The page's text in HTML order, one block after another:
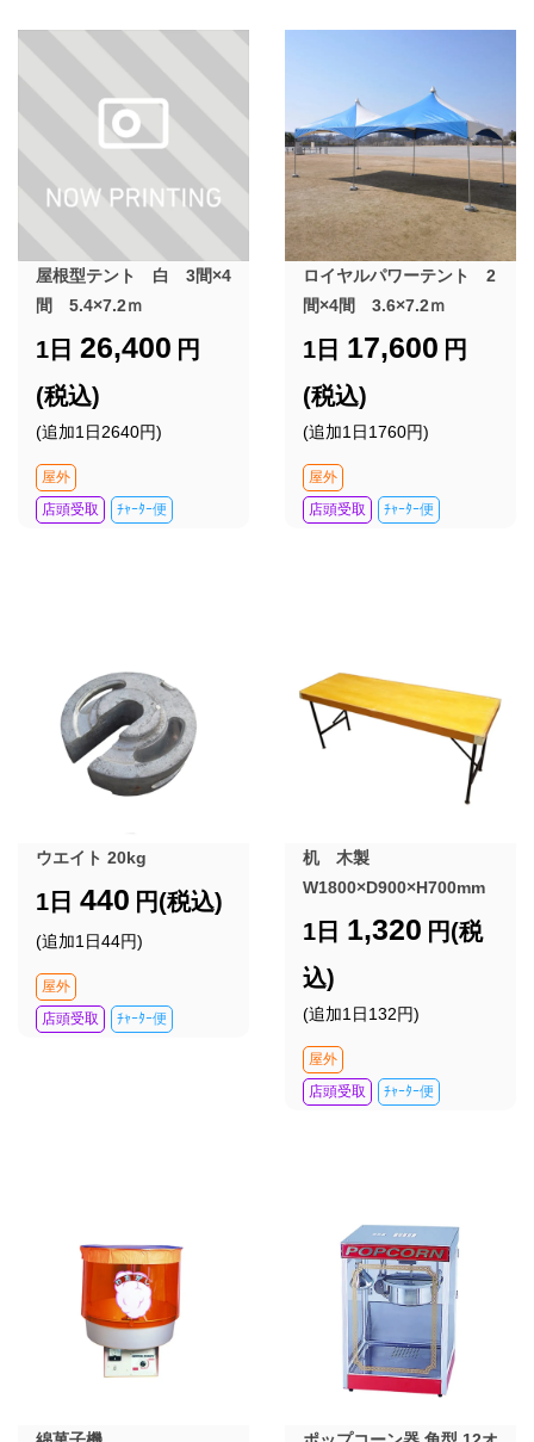
屋根型テント 白 3間×4
間 5.4×7.2ｍ
1日 26,400 円
(税込)
(追加1日2640円)
屋外
店頭受取
ﾁｬｰﾀｰ便
ロイヤルパワーテント 2
間×4間 3.6×7.2ｍ
1日 17,600 円
(税込)
(追加1日1760円)
屋外
店頭受取
ﾁｬｰﾀｰ便
ウエイト 20kg
1日 440 円(税込)
(追加1日44円)
屋外
店頭受取
ﾁｬｰﾀｰ便
机 木製
W1800×D900×H700mm
1日 1,320 円(税
込)
(追加1日132円)
屋外
店頭受取
ﾁｬｰﾀｰ便